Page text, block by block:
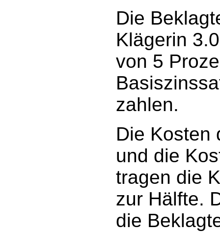
Die
Klägerin
von 5
zahlen.
Die Kosten
und die
tragen die
zur Hälfte.
die